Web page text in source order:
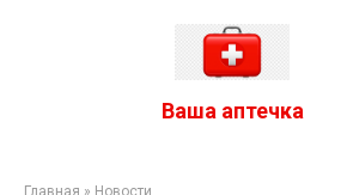
Ваша аптечка
Главная » Новости